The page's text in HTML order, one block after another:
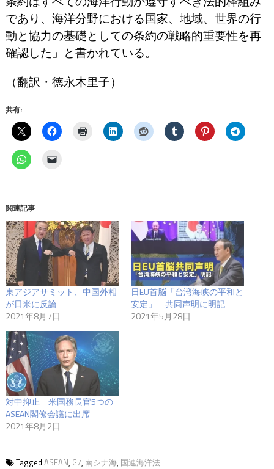
であり、海洋分野における国家、地域、世界の行
動と協力の基礎としての条約の戦略的重要性を再
確認した」と書かれている。
（翻訳・徳永木里子）
共有:
関連記事
東アジアサミット、中国外相
が日米に反論
2021年8月7日
日EU首脳「台湾海峡の平和と
安定」 共同声明に明記
2021年5月28日
対中抑止 米国務長官5つの
ASEAN閣僚会議に出席
2021年8月2日
Tagged ASEAN, G7, 南シナ海, 国連海洋法